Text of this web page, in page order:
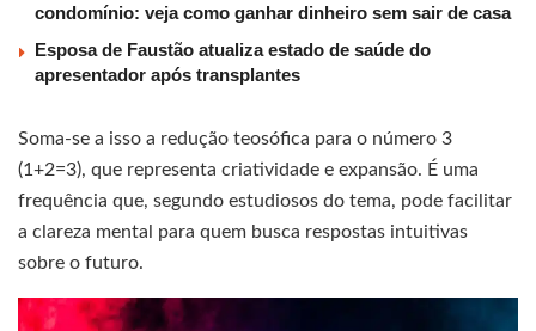
condomínio: veja como ganhar dinheiro sem sair de casa
Esposa de Faustão atualiza estado de saúde do
apresentador após transplantes
Soma-se a isso a redução teosófica para o número 3
(1+2=3), que representa criatividade e expansão. É uma
frequência que, segundo estudiosos do tema, pode facilitar
a clareza mental para quem busca respostas intuitivas
sobre o futuro.